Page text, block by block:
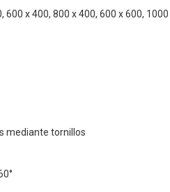
x 400, 800 x 400, 600 x 600,
mediante tornillos